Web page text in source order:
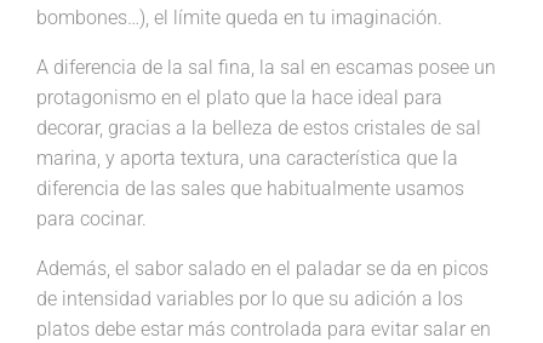
bombones…), el límite queda en tu imaginación.
A diferencia de la sal fina, la sal en escamas posee un
protagonismo en el plato que la hace ideal para
decorar, gracias a la belleza de estos cristales de sal
marina, y aporta textura, una característica que la
diferencia de las sales que habitualmente usamos
para cocinar.
Además, el sabor salado en el paladar se da en picos
de intensidad variables por lo que su adición a los
platos debe estar más controlada para evitar salar en